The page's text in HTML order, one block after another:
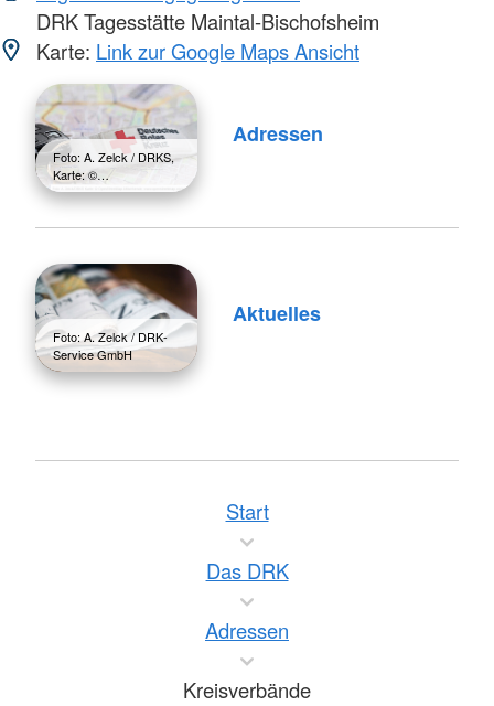
DRK Tagesstätte Maintal-Bischofsheim
Karte: Link zur Google Maps Ansicht
Foto: A. Zelck / DRKS,
Karte: ©…
Adressen
Foto: A. Zelck / DRK-
Service GmbH
Aktuelles
Start
Das DRK
Adressen
Kreisverbände